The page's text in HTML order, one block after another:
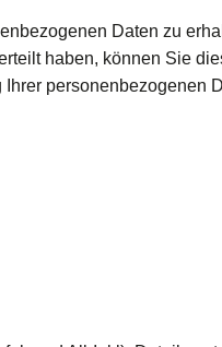
Daten zu
haben, können Sie
personenbezogenen